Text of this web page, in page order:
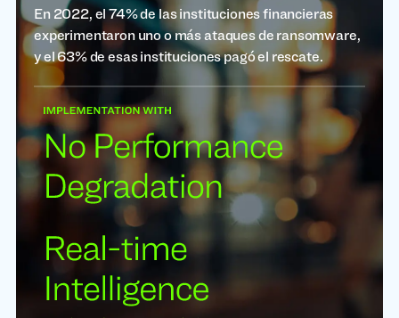
En 2022, el 74% de las instituciones financieras
experimentaron uno o más ataques de ransomware,
y el 63% de esas instituciones pagó el rescate.